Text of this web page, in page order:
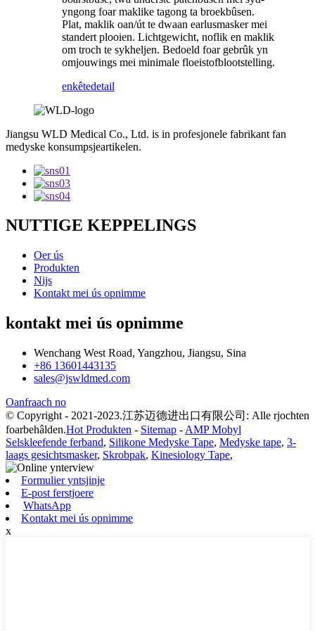
yngong foar maklike tagong ta broekbûsen.
Plat, maklik oan/út te dwaan earlusmasker mei
standert plooien. Lichtgewicht, noflik en maklik
om troch te sykheljen. Bedoeld foar gebrûk yn
omjouwings mei minimale floeistofblootstelling.
enkêtedetail
Jiangsu WLD Medical Co., Ltd. is in profesjonele fabrikant fan
medyske konsumpsjeartikelen.
NUTTIGE KEPPELINGS
Oer ús
Produkten
Nijs
Kontakt mei ús opnimme
kontakt mei ús opnimme
Wenchang West Road, Yangzhou, Jiangsu, Sina
+86 13601443135
sales@jswldmed.com
Oanfraach no
© Copyright - 2021-2023.江苏迈德进出口有限公司: Alle rjochten
foarbehâlden.Hot Produkten - Sitemap - AMP Mobyl
Selskleefende ferband, Silikone Medyske Tape, Medyske tape, 3-
laags gesichtsmasker, Skrobpak, Kinesiology Tape,
Formulier yntsjinje
E-post ferstjoere
WhatsApp
Kontakt mei ús opnimme
x